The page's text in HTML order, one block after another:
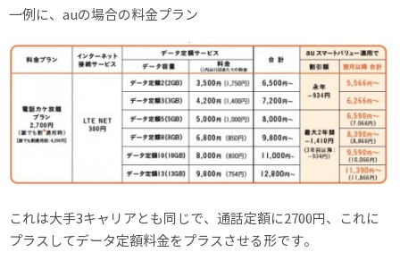
一例に、auの場合の料金プラン
これは大手3キャリアとも同じで、通話定額に2700円、これに
プラスしてデータ定額料金をプラスさせる形です。